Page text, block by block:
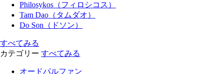
Philosykos（フィロシコス）
Tam Dao（タムダオ）
Do Son（ドソン）
すべてみる
カテゴリー すべてみる
オードパルファン